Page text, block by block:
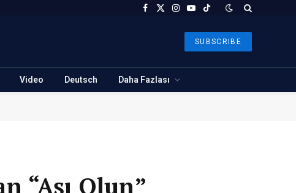
Facebook
X
Instagram
YouTubeTikTok
SUBSCRIBE
Video Deutsch Daha Fazlası
“Aşı Olun”